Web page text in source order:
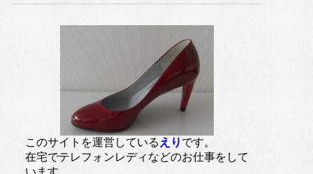
このサイトを運営している えり です。
在宅でテレフォンレディなどのお仕事をして